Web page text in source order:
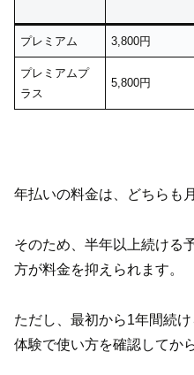
プレミアム 3,800円
プレミアムプ
ラス
5,800円
年払いの料金は、どちらも
そのため、半年以上続ける
方が料金を抑えられます。
ただし、最初から1年間続
体験で使い方を確認してか